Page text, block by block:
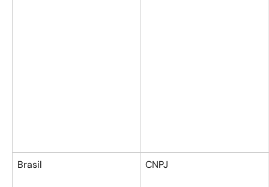
Brasil CNPJ